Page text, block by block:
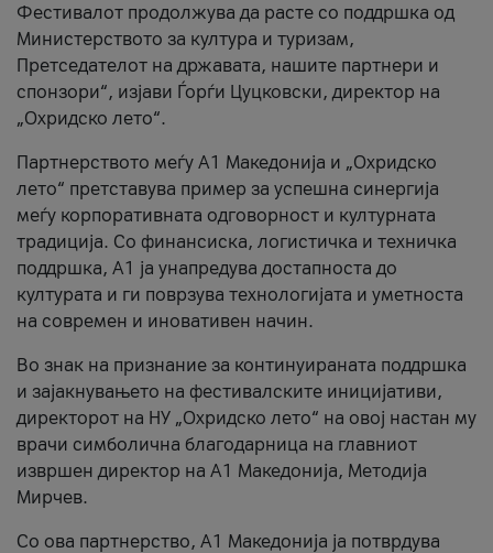
Фестивалот продолжува да расте со поддршка од
Министерството за култура и туризам,
Претседателот на државата, нашите партнери и
спонзори“, изјави Ѓорѓи Цуцковски, директор на
„Охридско лето“.
Партнерството меѓу A1 Македонија и „Охридско
лето“ претставува пример за успешна синергија
меѓу корпоративната одговорност и културната
традиција. Со финансиска, логистичка и техничка
поддршка, A1 ја унапредува достапноста до
културата и ги поврзува технологијата и уметноста
на современ и иновативен начин.
Во знак на признание за континуираната поддршка
и зајакнувањето на фестивалските иницијативи,
директорот на НУ „Охридско лето“ на овој настан му
врачи симболична благодарница на главниот
извршен директор на A1 Македонија, Методија
Мирчев.
Со ова партнерство, A1 Македонија ја потврдува